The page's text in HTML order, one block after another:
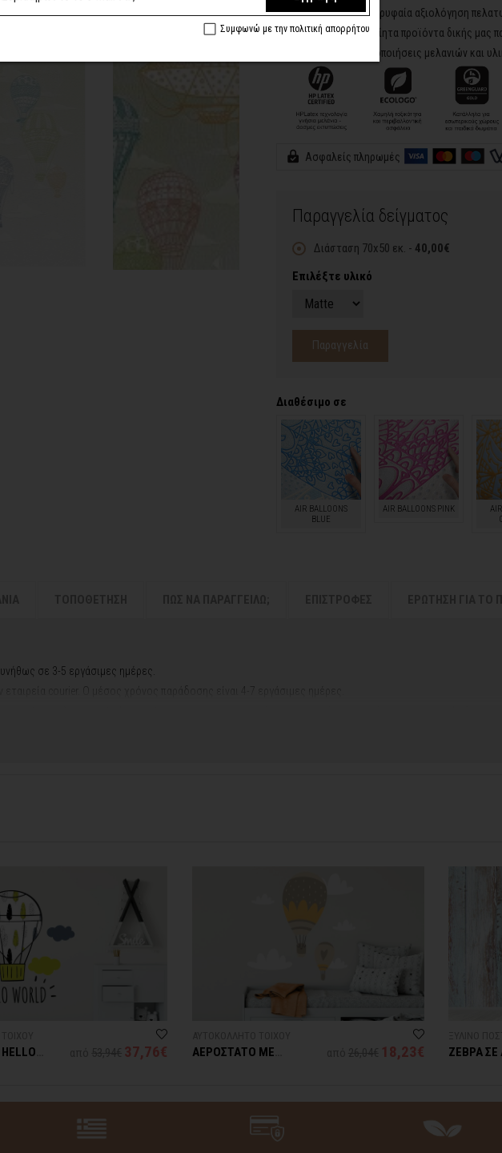
Η επιλογή σας
5/5 - Κορυφαία αξιολόγηση
Ελληνικά Χειροποίητα προϊόντα δικής μας
Ευρωπαϊκές πιστοποιήσεις μελανιών και
Ασφαλείς πληρωμές
Παραγγελία δείγματος
Διάσταση 70x50 εκ. - 40,00€
Επιλέξτε υλικό
Παραγγελία
Διαθέσιμο σε
AIR BALLOONS
BLUE
AIR BALLOONS PINK
σε 3-5 εργάσιμες ημέρες.
courier.
Ο μέσος χρόνος παράδοσης είναι 4-7 εργάσιμες ημέρες.
37,76€
ΑΕΡΟΣΤΑΤΟ ΜΕ
18,23€ ΖΕΒΡΑ
Συμφωνώ με την πολιτική απορρήτου